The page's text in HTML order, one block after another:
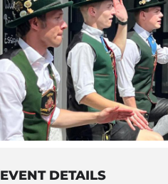
EVENT DETAILS